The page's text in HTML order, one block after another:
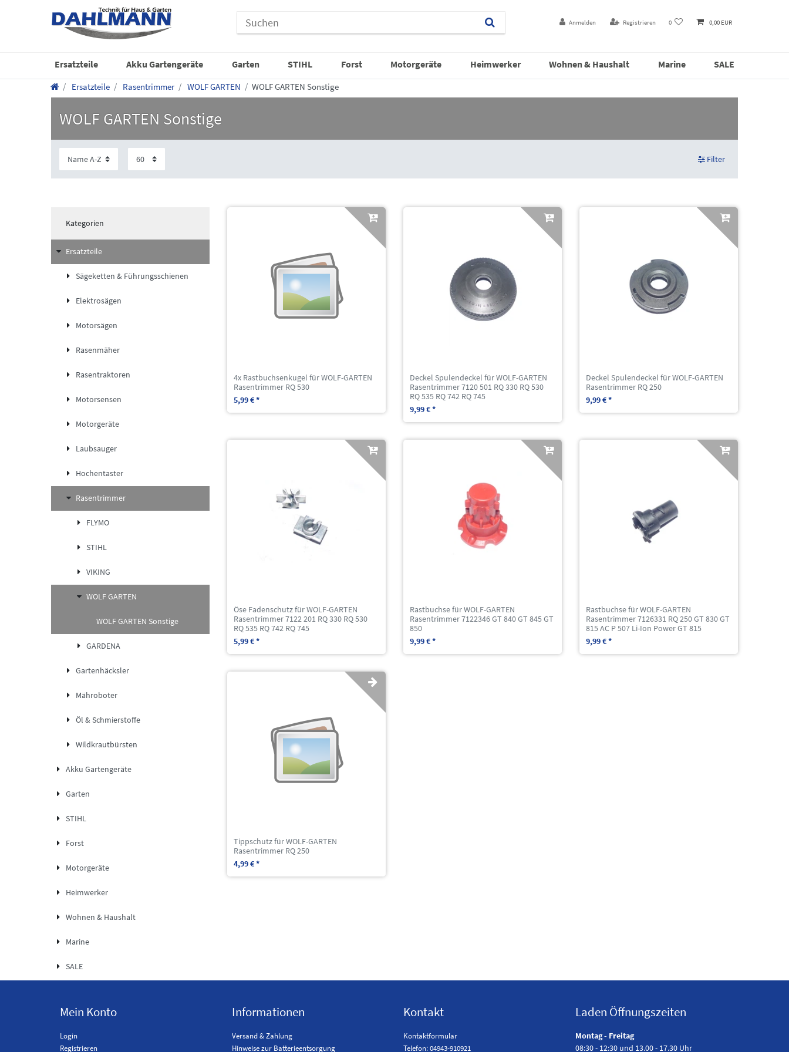
Anmelden Registrieren 0 0,00 EUR
Ersatzteile Akku Gartengeräte Garten STIHL Forst Motorgeräte Heimwerker Wohnen & Haushalt Marine SALE
Ersatzteile Rasentrimmer WOLF GARTEN WOLF GARTEN Sonstige
WOLF GARTEN Sonstige
Filter
Kategorien
Ersatzteile
Sägeketten & Führungsschienen
Elektrosägen
Motorsägen
Rasenmäher
Rasentraktoren
Motorsensen
Motorgeräte
Laubsauger
Hochentaster
Rasentrimmer
FLYMO
STIHL
VIKING
WOLF GARTEN
WOLF GARTEN Sonstige
GARDENA
Gartenhäcksler
Mähroboter
Öl & Schmierstoffe
Wildkrautbürsten
Akku Gartengeräte
Garten
STIHL
Forst
Motorgeräte
Heimwerker
Wohnen & Haushalt
Marine
SALE
4x Rastbuchsenkugel für WOLF-GARTEN
Rasentrimmer RQ 530
5,99 € *
Deckel Spulendeckel für WOLF-GARTEN
Rasentrimmer 7120 501 RQ 330 RQ 530
RQ 535 RQ 742 RQ 745
9,99 € *
Deckel Spulendeckel für WOLF-GARTEN
Rasentrimmer RQ 250
9,99 € *
Öse Fadenschutz für WOLF-GARTEN
Rasentrimmer 7122 201 RQ 330 RQ 530
RQ 535 RQ 742 RQ 745
5,99 € *
Rastbuchse für WOLF-GARTEN
Rasentrimmer 7122346 GT 840 GT 845 GT
850
9,99 € *
Rastbuchse für WOLF-GARTEN
Rasentrimmer 7126331 RQ 250 GT 830 GT
815 AC P 507 Li-Ion Power GT 815
9,99 € *
Tippschutz für WOLF-GARTEN
Rasentrimmer RQ 250
4,99 € *
Mein Konto
Login
Registrieren
Informationen
Versand & Zahlung
Hinweise zur Batterieentsorgung
Kontakt
Kontaktformular
Telefon: 04943-910921
Laden Öffnungszeiten
Montag - Freitag
08:30 - 12:30 und 13.00 - 17.30 Uhr